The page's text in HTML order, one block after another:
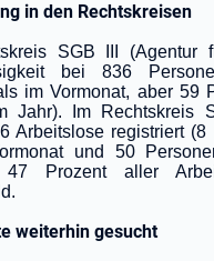
in den Rechtskreisen
SGB III (Agentur
bei 836
im Vormonat, aber 59
Jahr). Im Rechtskreis
Arbeitslose registriert
und 50
47 Prozent aller
weiterhin gesucht